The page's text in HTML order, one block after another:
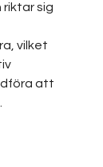
sig
vilket
att